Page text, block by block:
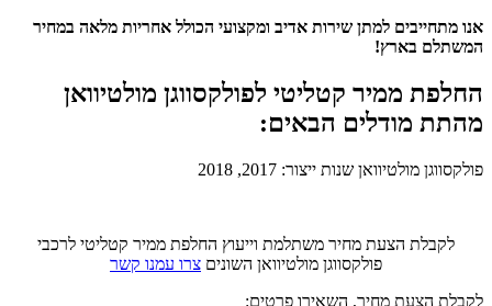
אנו מתחייבים למתן שירות אדיב ומקצועי הכולל אחריות מלאה במחיר
המשתלם בארץ!
החלפת ממיר קטליטי לפולקסווגן מולטיוואן
מהתת מודלים הבאים:
פולקסווגן מולטיוואן שנות ייצור: 2017, 2018
לקבלת הצעת מחיר משתלמת וייעוץ החלפת ממיר קטליטי לרכבי
פולקסווגן מולטיוואן השונים צרו עמנו קשר
לקבלת הצעת מחיר, השאירו פרטים: